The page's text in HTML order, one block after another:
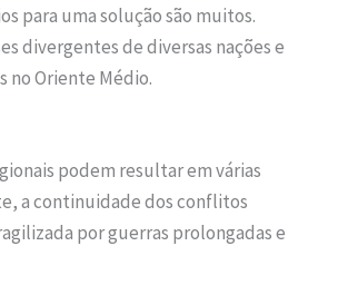
para uma solução são muitos.
divergentes de diversas nações e
no Oriente Médio.
podem resultar em várias
a continuidade dos conflitos
por guerras prolongadas e